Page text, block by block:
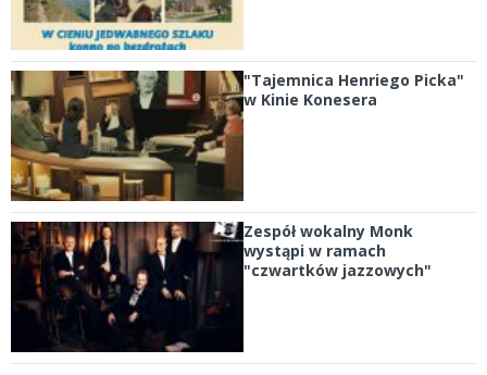
"Tajemnica Henriego Picka"
w Kinie Konesera
Zespół wokalny Monk
wystąpi w ramach
"czwartków jazzowych"